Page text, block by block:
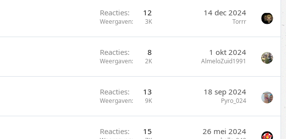
Reacties 12
Weergaven 3K
14 dec 2024
Torrr
Reacties 8
Weergaven 2K
1 okt 2024
AlmeloZuid1991
Reacties 13
Weergaven 9K
18 sep 2024
Pyro_024
Reacties 15 26 mei 2024